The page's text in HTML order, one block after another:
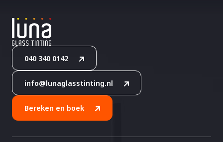
040 340 0142
info@lunaglasstinting.nl
Bereken en boek